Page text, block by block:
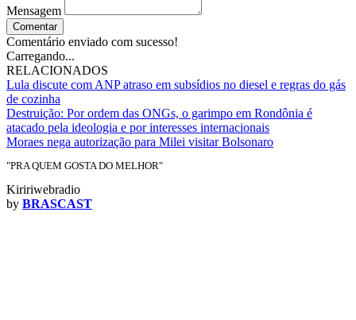
Mensagem
Comentar
Comentário enviado com sucesso!
Carregando...
RELACIONADOS
Lula discute com ANP atraso em subsídios no diesel e regras do gás
de cozinha
Destruição: Por ordem das ONGs, o garimpo em Rondônia é
atacado pela ideologia e por interesses internacionais
Moraes nega autorização para Milei visitar Bolsonaro
"PRA QUEM GOSTA DO MELHOR"
Kiririwebradio
by BRASCAST